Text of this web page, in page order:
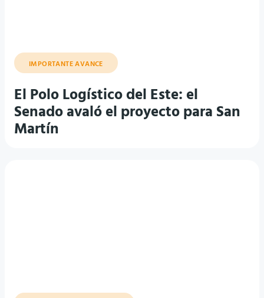
IMPORTANTE AVANCE
El Polo Logístico del Este: el
Senado avaló el proyecto para San
Martín